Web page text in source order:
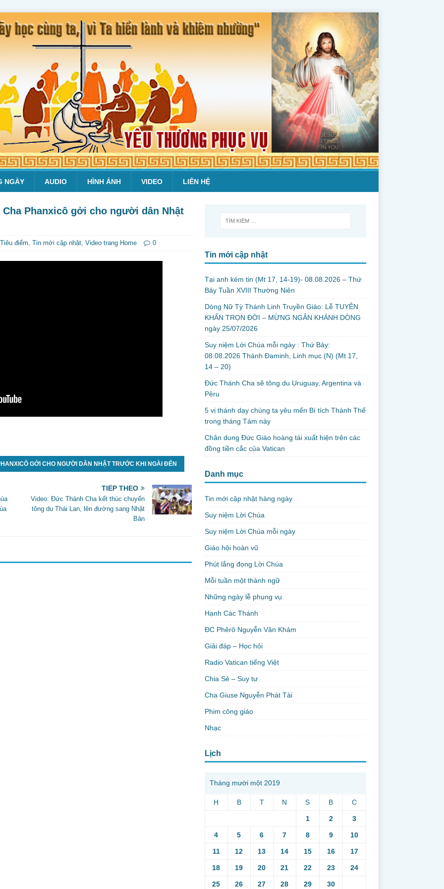
NGÀY AUDIO HÌNH ẢNH VIDEO LIÊN HỆ
Phanxicô gởi cho người dân Nhật
Tiêu điểm, Tin mới cập nhật, Video trang Home 0
GỞI CHO NGƯỜI DÂN NHẬT TRƯỚC KHI NGÀI ĐẾN
TIẾP THEO
Video: Đức Thánh Cha kết thúc chuyến
tông du Thái Lan, lên đường sang Nhật
Bản
Tin mới cập nhật
Tại anh kém tin (Mt 17, 14-19)- 08.08.2026 – Thứ
Bảy Tuần XVIII Thường Niên
Dòng Nữ Tỳ Thánh Linh Truyền Giáo: Lễ TUYÊN
KHẤN TRỌN ĐỜI – MỪNG NGÂN KHÁNH DÒNG
ngày 25/07/2026
Suy niệm Lời Chúa mỗi ngày : Thứ Bảy:
08.08.2026 Thánh Đaminh, Linh mục (N) (Mt 17,
14 – 20)
Đức Thánh Cha sẽ tông du Uruguay, Argentina và
Pêru
5 vị thánh dạy chúng ta yêu mến Bí tích Thánh Thể
trong tháng Tám này
Chân dung Đức Giáo hoàng tái xuất hiện trên các
đồng tiền cắc của Vatican
Danh mục
Tin mới cập nhật hàng ngày
Suy niệm Lời Chúa
Suy niệm Lời Chúa mỗi ngày
Giáo hội hoàn vũ
Phút lắng đọng Lời Chúa
Mỗi tuần một thành ngữ
Những ngày lễ phụng vụ
Hạnh Các Thánh
ĐC Phêrô Nguyễn Văn Khảm
Giải đáp – Học hỏi
Radio Vatican tiếng Việt
Chia Sẻ – Suy tư
Cha Giuse Nguyễn Phát Tài
Phim công giáo
Nhạc
Lịch
Tháng mười một 2019
H B T N S B C
1 2 3
4 5 6 7 8 9 10
11 12 13 14 15 16 17
18 19 20 21 22 23 24
25 26 27 28 29 30